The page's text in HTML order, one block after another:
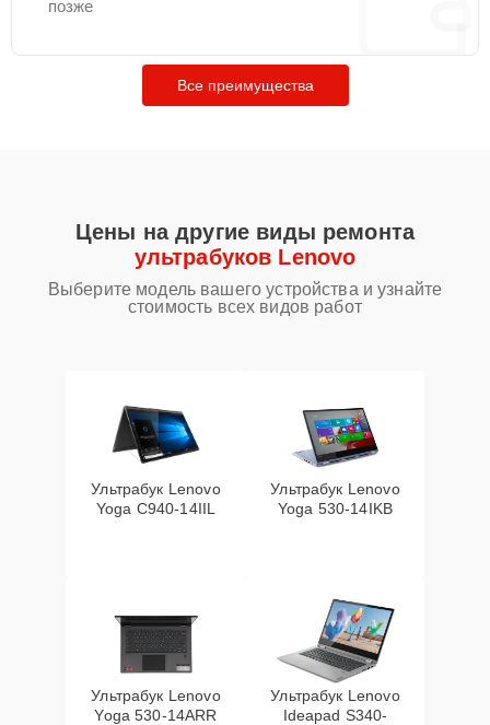
позже
Все преимущества
Цены на другие виды ремонта
ультрабуков Lenovo
Выберите модель вашего устройства и узнайте
стоимость всех видов работ
Ультрабук Lenovo
Yoga C940-14IIL
Ультрабук Lenovo
Yoga 530-14IKB
Ультрабук Lenovo
Yoga 530-14ARR
Ультрабук Lenovo
Ideapad S340-